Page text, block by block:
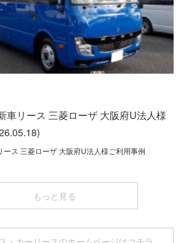
車リース 三菱ローザ 大阪府U法人様
ース 三菱ローザ 大阪府U法人様ご利用事例
もっと見る